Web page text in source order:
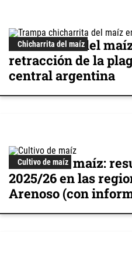
Chicharrita del maíz
Chicharrita del
retracción de la
central argentina
Cultivo de maíz
Cultivo de maíz:
2025/26 en las
Arenoso (con